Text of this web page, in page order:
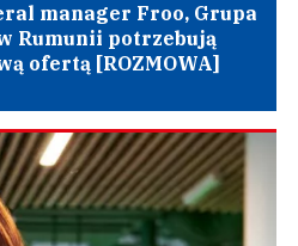
manager Froo, Grupa
Rumunii potrzebują
ofertą [ROZMOWA]